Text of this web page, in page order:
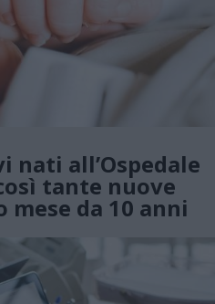
nati all’Ospedale
tante nuove
mese da 10 anni